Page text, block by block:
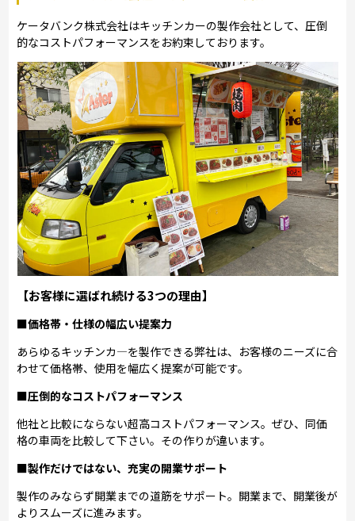
ケータバンク株式会社はキッチンカーの製作会社として、圧倒
的なコストパフォーマンスをお約束しております。
【お客様に選ばれ続ける3つの理由】
■価格帯・仕様の幅広い提案力
あらゆるキッチンカ―を製作できる弊社は、お客様のニーズに合
わせて価格帯、使用を幅広く提案が可能です。
■圧倒的なコストパフォーマンス
他社と比較にならない超高コストパフォーマンス。ぜひ、同価
格の車両を比較して下さい。その作りが違います。
■製作だけではない、充実の開業サポート
製作のみならず開業までの道筋をサポート。開業まで、開業後が
よりスムーズに進みます。